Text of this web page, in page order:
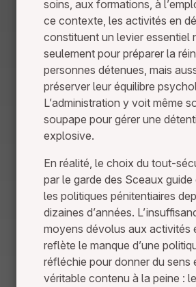
soins, aux formations, à
ce contexte, les activités en
constituent un levier essentiel
seulement pour préparer la
personnes détenues, mais
préserver leur équilibre
L’administration y voit même
soupape pour gérer une
explosive.
En réalité, le choix du tout-
par le garde des Sceaux guide
les politiques pénitentiaires
dizaines d’années.
moyens dévolus aux activités
reflète le manque d’une
réfléchie pour donner du sens
véritable contenu à la peine :